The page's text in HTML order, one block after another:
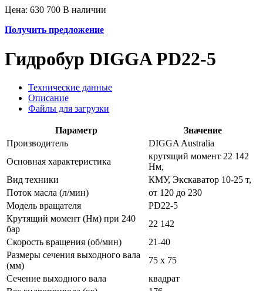
Цена: 630 700 В наличии
Получить предложение
Гидробур DIGGA PD22-5
Технические данные
Описание
Файлы для загрузки
Параметр
Значение
Производитель
DIGGA Australia
Основная характеристика
крутящий момент 22 142
Нм,
Вид техники
КМУ, Экскаватор 10-25 т,
Поток масла (л/мин)
от 120 до 230
Модель вращателя
PD22-5
Крутящий момент (Нм) при 240
бар
22 142
Скорость вращения (об/мин)
21-40
Размеры сечения выходного вала
(мм)
75 х 75
Сечение выходного вала
квадрат